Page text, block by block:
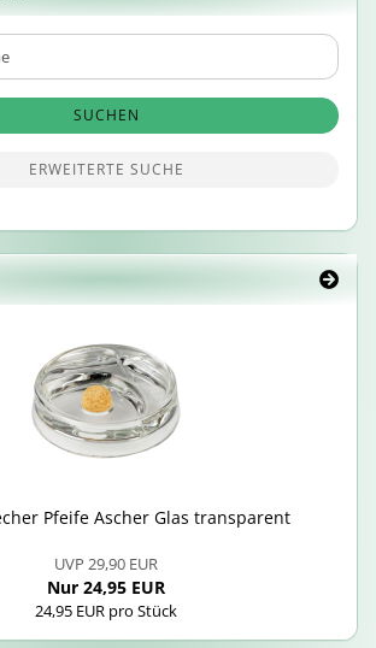
SUCHEN
ERWEITERTE SUCHE
Pfei­fe Ascher Glas trans­pa­rent
UVP 29,90 EUR
Nur 24,95 EUR
24,95 EUR pro Stück